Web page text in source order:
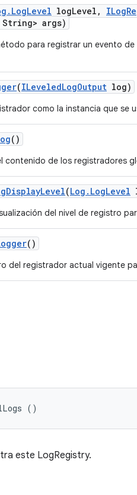
. LogLevel logLevel , ILog
String> args)
para registrar un evento
(ILeveledLogOutput log)
como la instancia que se
()
contenido de los registradores
DisplayLevel(Log . LogLevel
del nivel de registro
()
del registrador actual vigente
()
este LogRegistry.